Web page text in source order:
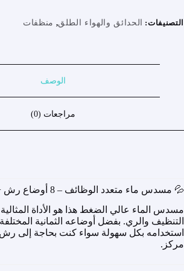
Haute
Pression
التصنيفات: الحدائق والهواء الطلق, منظفات
الوصف
مراجعات (0)
💦 مسدس ماء متعدد الوظائف – 8 أوضاع رش + خزان صابون مدمج
مسدس الماء عالي الضغط هذا هو الأداة
التنظيف والري. بفضل أوضاعه الثمانية
استخدامه بكل سهولة سواء كنت بحاجة إلى رش
مركز.